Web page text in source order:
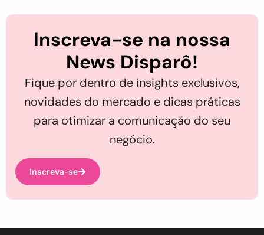
Inscreva-se na nossa
News Disparô!
Fique por dentro de insights exclusivos,
novidades do mercado e dicas práticas
para otimizar a comunicação do seu
negócio.
Inscreva-se